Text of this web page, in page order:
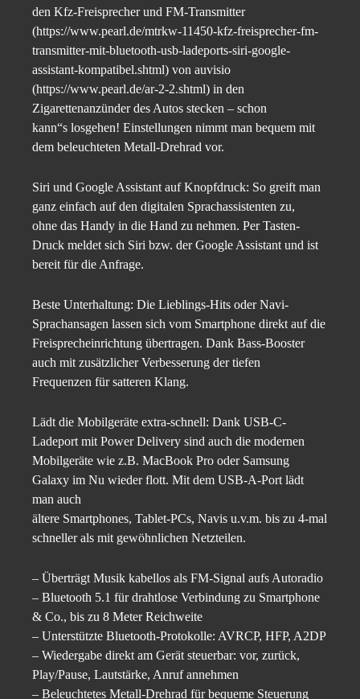
den Kfz-Freisprecher und FM-Transmitter
(https://www.pearl.de/mtrkw-11450-kfz-freisprecher-fm-
transmitter-mit-bluetooth-usb-ladeports-siri-google-
assistant-kompatibel.shtml) von auvisio
(https://www.pearl.de/ar-2-2.shtml) in den
Zigarettenanzünder des Autos stecken – schon
kann“s losgehen! Einstellungen nimmt man bequem mit
dem beleuchteten Metall-Drehrad vor.
Siri und Google Assistant auf Knopfdruck: So greift man
ganz einfach auf den digitalen Sprachassistenten zu,
ohne das Handy in die Hand zu nehmen. Per Tasten-
Druck meldet sich Siri bzw. der Google Assistant und ist
bereit für die Anfrage.
Beste Unterhaltung: Die Lieblings-Hits oder Navi-
Sprachansagen lassen sich vom Smartphone direkt auf die
Freisprecheinrichtung übertragen. Dank Bass-Booster
auch mit zusätzlicher Verbesserung der tiefen
Frequenzen für satteren Klang.
Lädt die Mobilgeräte extra-schnell: Dank USB-C-
Ladeport mit Power Delivery sind auch die modernen
Mobilgeräte wie z.B. MacBook Pro oder Samsung
Galaxy im Nu wieder flott. Mit dem USB-A-Port lädt
man auch
ältere Smartphones, Tablet-PCs, Navis u.v.m. bis zu 4-mal
schneller als mit gewöhnlichen Netzteilen.
– Überträgt Musik kabellos als FM-Signal aufs Autoradio
– Bluetooth 5.1 für drahtlose Verbindung zu Smartphone
& Co., bis zu 8 Meter Reichweite
– Unterstützte Bluetooth-Protokolle: AVRCP, HFP, A2DP
– Wiedergabe direkt am Gerät steuerbar: vor, zurück,
Play/Pause, Lautstärke, Anruf annehmen
– Beleuchtetes Metall-Drehrad für bequeme Steuerung